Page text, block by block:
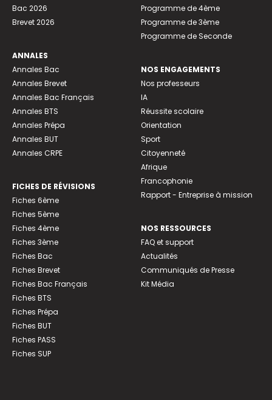
Bac 2026
Brevet 2026
ANNALES
Annales Bac
Annales Brevet
Annales Bac Français
Annales BTS
Annales Prépa
Annales BUT
Annales CRPE
FICHES DE RÉVISIONS
Fiches 6ème
Fiches 5ème
Fiches 4ème
Fiches 3ème
Fiches Bac
Fiches Brevet
Fiches Bac Français
Fiches BTS
Fiches Prépa
Fiches BUT
Fiches PASS
Fiches SUP
Programme de 4ème
Programme de 3ème
Programme de Seconde
NOS ENGAGEMENTS
Nos professeurs
IA
Réussite scolaire
Orientation
Sport
Citoyenneté
Afrique
Francophonie
Rapport - Entreprise à mission
NOS RESSOURCES
FAQ et support
Actualités
Communiqués de Presse
Kit Média